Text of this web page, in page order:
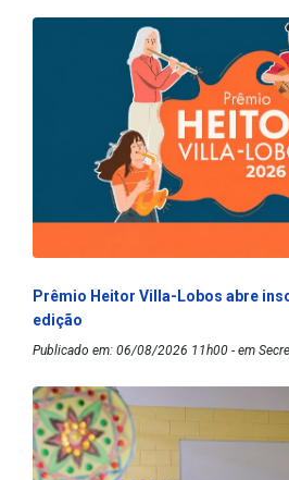
Prêmio Heitor Villa-Lobos abre
edição
Publicado em: 06/08/2026 11h00 - em